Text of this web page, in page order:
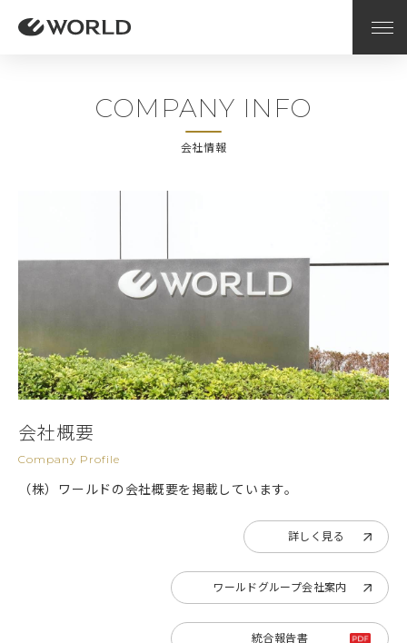
COMPANY INFO
会社情報
会社概要
Company Profile
（株）ワールドの会社概要を掲載しています。
詳しく見る
ワールドグループ会社案内
統合報告書